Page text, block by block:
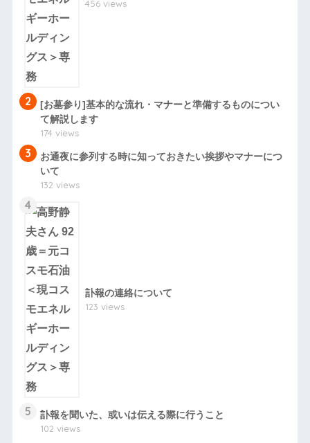
456 views
2
[お墓参り]基本的な流れ・マナーと準備するものについ
て解説します
174 views
3
お通夜に参列する時に知っておきたい挨拶やマナーにつ
いて
132 views
4
訃報の連絡について
123 views
5
訃報を聞いた、或いは伝える際に行うこと
102 views